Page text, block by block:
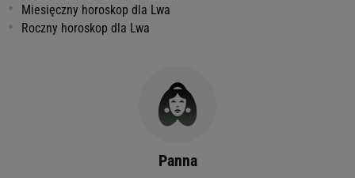
Miesięczny horoskop dla Lwa
Roczny horoskop dla Lwa
Panna